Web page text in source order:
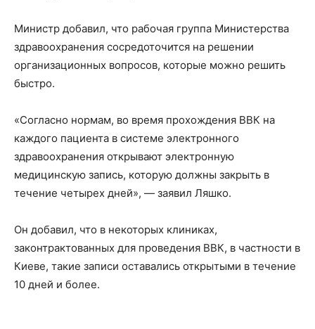
Министр добавил, что рабочая группа Министерства
здравоохранения сосредоточится на решении
организационных вопросов, которые можно решить
быстро.
«Согласно нормам, во время прохождения ВВК на
каждого пациента в системе электронного
здравоохранения открывают электронную
медицинскую запись, которую должны закрыть в
течение четырех дней», — заявил Ляшко.
Он добавил, что в некоторых клиниках,
законтрактованных для проведения ВВК, в частности в
Киеве, такие записи оставались открытыми в течение
10 дней и более.